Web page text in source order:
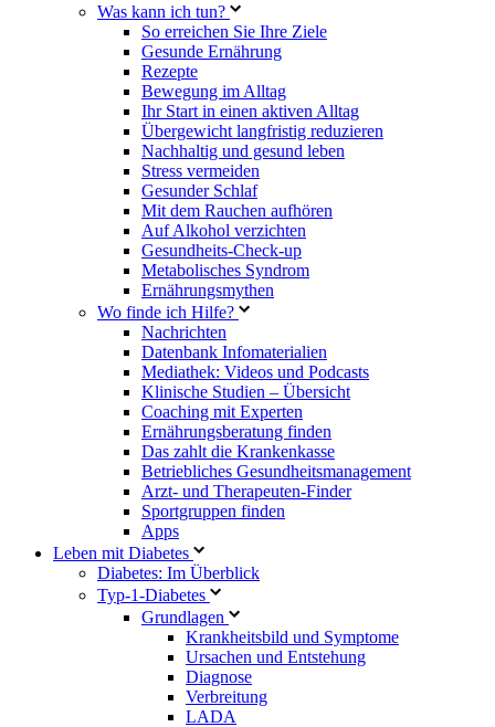
Was kann ich tun?
So erreichen Sie Ihre Ziele
Gesunde Ernährung
Rezepte
Bewegung im Alltag
Ihr Start in einen aktiven Alltag
Übergewicht langfristig reduzieren
Nachhaltig und gesund leben
Stress vermeiden
Gesunder Schlaf
Mit dem Rauchen aufhören
Auf Alkohol verzichten
Gesundheits-Check-up
Metabolisches Syndrom
Ernährungsmythen
Wo finde ich Hilfe?
Nachrichten
Datenbank Infomaterialien
Mediathek: Videos und Podcasts
Klinische Studien – Übersicht
Coaching mit Experten
Ernährungsberatung finden
Das zahlt die Krankenkasse
Betriebliches Gesundheitsmanagement
Arzt- und Therapeuten-Finder
Sportgruppen finden
Apps
Leben mit Diabetes
Diabetes: Im Überblick
Typ-1-Diabetes
Grundlagen
Krankheitsbild und Symptome
Ursachen und Entstehung
Diagnose
Verbreitung
LADA